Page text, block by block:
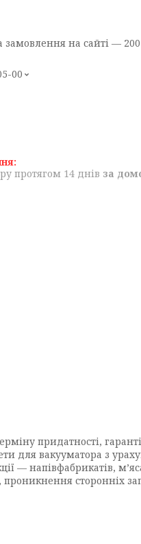
замовлення на сайті —
00
протягом 14 днів за
придатності,
для вакууматора з
— напівфабрикатів,
сторонніх